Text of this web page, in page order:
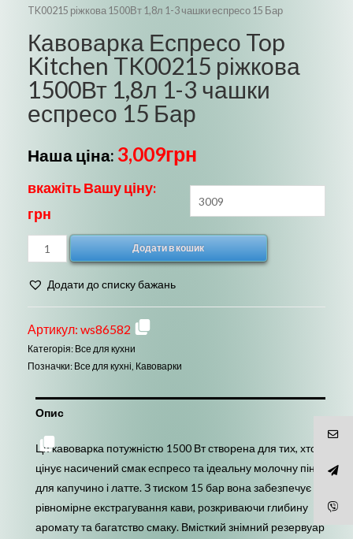
TK00215 ріжкова 1500Вт 1,8л 1-3 чашки еспресо 15 Бар
Кавоварка Еспресо Top
Kitchen TK00215 ріжкова
1500Вт 1,8л 1-3 чашки
еспресо 15 Бар
Наша ціна: 3,009грн
вкажіть Вашу ціну:
грн
Кавоварка
Еспресо
Top
TK00215
ріжкова
1500Вт
1-
чашки
Додати в кошик
Додати до списку бажань
Артикул: ws86582
Категорія: Все для кухни
Позначки: Все для кухні Кавоварки
Опис
Ця кавоварка потужністю 1500 Вт створена для тих, хто
цінує насичений смак еспресо та ідеальну молочну пінку
для капучино і латте. З тиском 15 бар вона забезпечує
рівномірне екстрагування кави, розкриваючи глибину
аромату та багатство смаку. Вмісткий знімний резервуар